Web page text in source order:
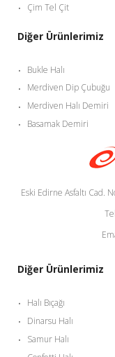
Çim Tel Çit
Diğer Ürünlerimiz
Bukle Halı
Merdiven Dip Çubuğu
Merdiven Halı Demiri
Basamak Demiri
Eski Edirne Asfaltı Cad.
Diğer Ürünlerimiz
Halı Bıçağı
Dinarsu Halı
Samur Halı